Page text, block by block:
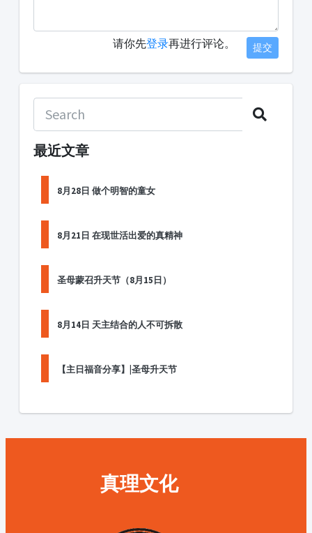
请你先登录再进行评论。 提交
最近文章
8月28日 做个明智的童女
8月21日 在现世活出爱的真精神
圣母蒙召升天节（8月15日）
8月14日 天主结合的人不可拆散
【主日福音分享】|圣母升天节
真理文化